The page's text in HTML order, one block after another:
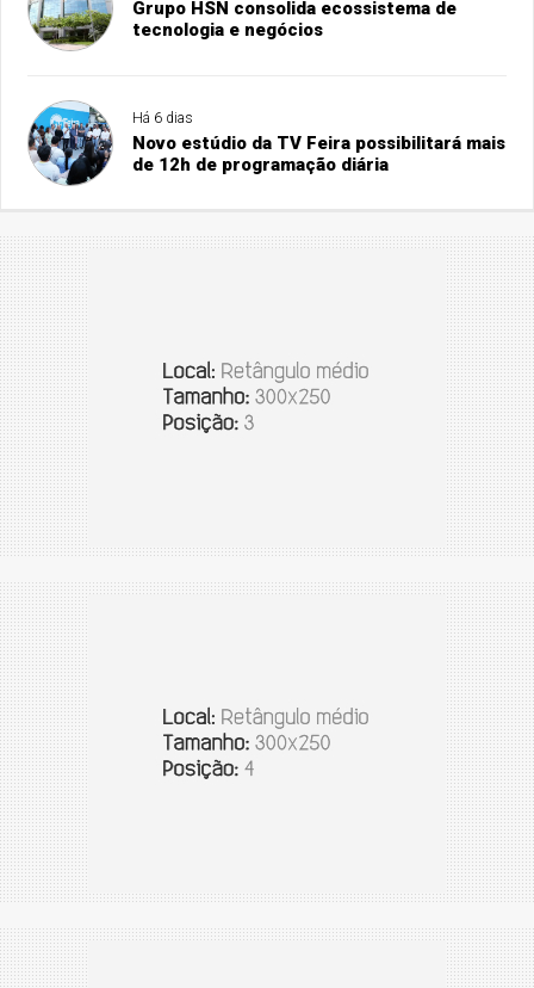
Grupo HSN consolida ecossistema de
tecnologia e negócios
Há 6 dias
Novo estúdio da TV Feira possibilitará mais
de 12h de programação diária